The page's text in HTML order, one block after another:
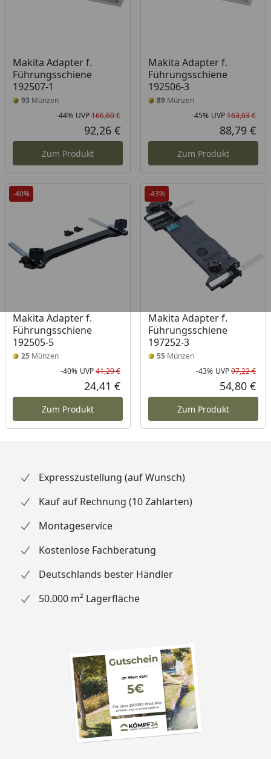
Makita Adapter f.
Führungsschiene
192507-1
93 Münzen
Rabatt in Prozent
-44%
Ursprünglicher Preis
UVP166,60 €
Aktueller Preis
92,26 €
Zum Produkt
Makita Adapter f.
Führungsschiene
192506-3
89Münzen
-45% UVP163,03 €
88,79 €
Zum Produkt
-40%
Makita Adapter f.
Führungsschiene
192505-5
25 Münzen
Rabatt in Prozent
-40%
Ursprünglicher Preis
UVP41,29 €
Aktueller Preis
24,41 €
Zum Produkt
-43%
Makita Adapter f.
Führungsschiene
197252-3
55Münzen
-43% UVP97,22 €
54,80 €
Zum Produkt
Expresszustellung (auf Wunsch)
Kauf auf Rechnung (10 Zahlarten)
Montageservice
Kostenlose Fachberatung
Deutschlands bester Händler
50.000 m² Lagerfläche